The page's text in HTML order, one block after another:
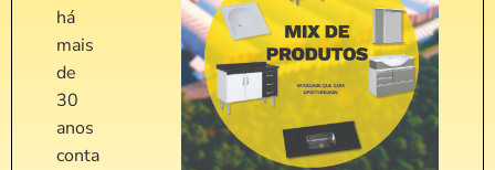
há
mais
de
30
anos
conta